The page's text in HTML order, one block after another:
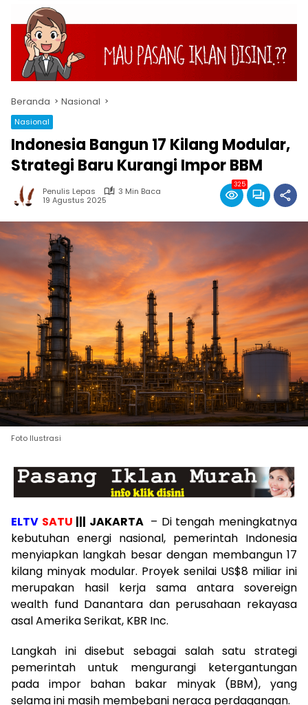
Beranda Nasional
Nasional
Indonesia Bangun 17 Kilang Modular,
Strategi Baru Kurangi Impor BBM
Penulis Lepas
3 Min Baca
19 Agustus 2025
325
Foto Ilustrasi
ELTV SATU ||| JAKARTA – Di tengah meningkatnya
kebutuhan energi nasional, pemerintah Indonesia
menyiapkan langkah besar dengan membangun 17
kilang minyak modular. Proyek senilai US$8 miliar ini
merupakan hasil kerja sama antara sovereign
wealth fund Danantara dan perusahaan rekayasa
asal Amerika Serikat, KBR Inc.
Langkah ini disebut sebagai salah satu strategi
pemerintah untuk mengurangi ketergantungan
pada impor bahan bakar minyak (BBM), yang
selama ini masih membebani neraca perdagangan.